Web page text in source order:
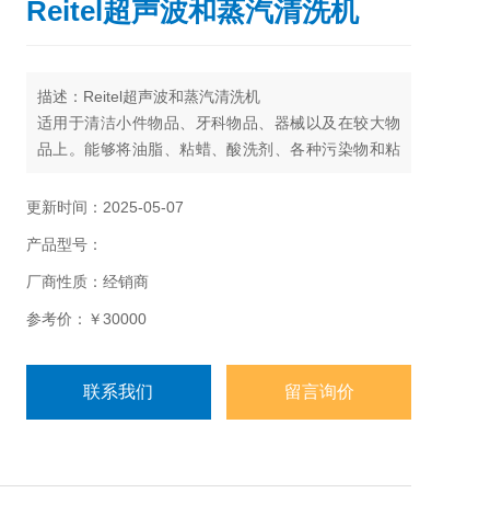
Reitel超声波和蒸汽清洗机
描述：Reitel超声波和蒸汽清洗机
适用于清洁小件物品、牙科物品、器械以及在较大物
品上。能够将油脂、粘蜡、酸洗剂、各种污染物和粘
更新时间：2025-05-07
产品型号：
厂商性质：经销商
参考价：￥30000
联系我们 留言询价